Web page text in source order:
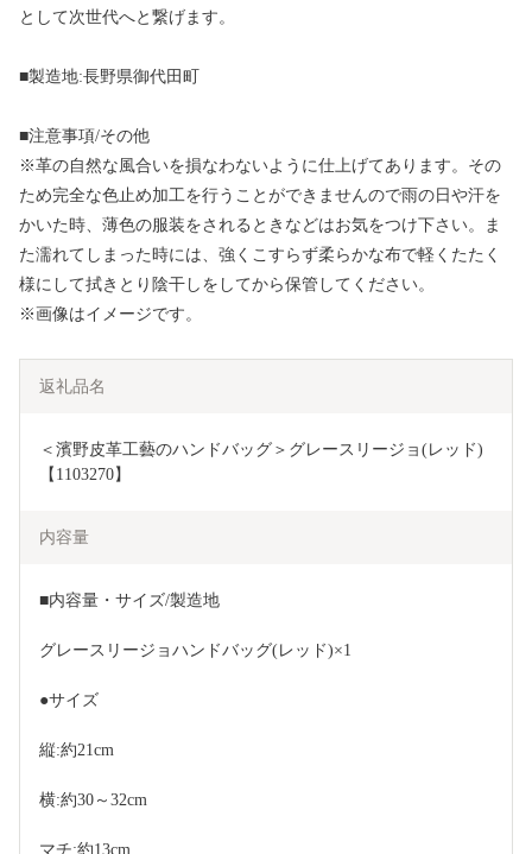
として次世代へと繋げます。
■製造地:長野県御代田町
■注意事項/その他
※革の自然な風合いを損なわないように仕上げてあります。その
ため完全な色止め加工を行うことができませんので雨の日や汗を
かいた時、薄色の服装をされるときなどはお気をつけ下さい。ま
た濡れてしまった時には、強くこすらず柔らかな布で軽くたたく
様にして拭きとり陰干しをしてから保管してください。
※画像はイメージです。
返礼品名
＜濱野皮革工藝のハンドバッグ＞グレースリージョ(レッド)
【1103270】
内容量
■内容量・サイズ/製造地
グレースリージョハンドバッグ(レッド)×1
●サイズ
縦:約21cm
横:約30～32cm
マチ:約13cm